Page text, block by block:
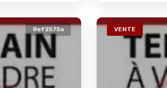
Ref2575a VENTE